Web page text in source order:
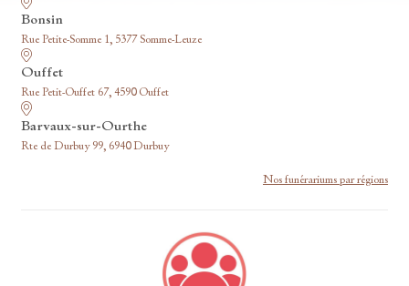
Bonsin
Rue Petite-Somme 1, 5377 Somme-Leuze
Ouffet
Rue Petit-Ouffet 67, 4590 Ouffet
Barvaux-sur-Ourthe
Rte de Durbuy 99, 6940 Durbuy
Nos funérariums par régions